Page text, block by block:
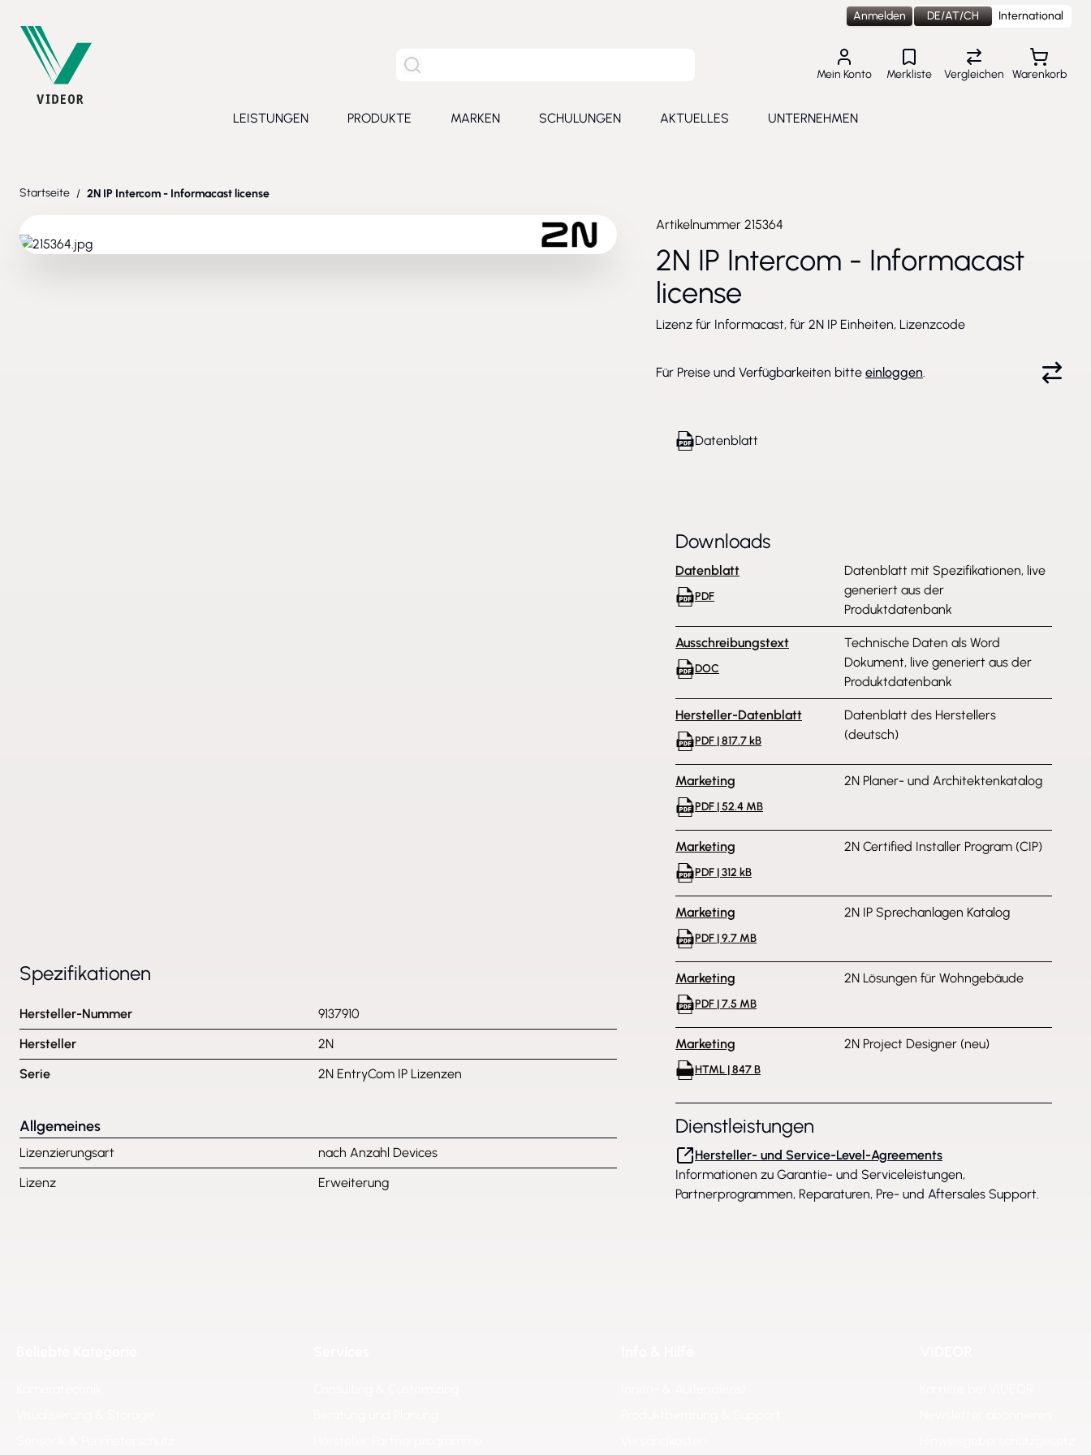
Site Suche
Anmelden DE/AT/CH International
Mein Konto Merkliste Vergleichen Warenkorb
LEISTUNGEN
PRODUKTE
MARKEN
SCHULUNGEN
AKTUELLES
UNTERNEHMEN
Startseite / 2N IP Intercom - Informacast license
2N IP Intercom - Informacast
license
Artikelnummer 215364
Lizenz für Informacast, für 2N IP Einheiten, Lizenzcode
Für Preise und Verfügbarkeiten bitte einloggen.
Datenblatt
Spezifikationen
Hersteller-Nummer
9137910
Hersteller
2N
Serie
2N EntryCom IP Lizenzen
Allgemeines
Lizenzierungsart
nach Anzahl Devices
Lizenz
Erweiterung
Downloads
Datenblatt
PDF
Datenblatt mit Spezifikationen, live
generiert aus der
Produktdatenbank
Ausschreibungstext
DOC
Technische Daten als Word
Dokument, live generiert aus der
Produktdatenbank
Hersteller-Datenblatt
PDF | 817.7 kB
Datenblatt des Herstellers
(deutsch)
Marketing
PDF | 52.4 MB
2N Planer- und Architektenkatalog
Marketing
PDF | 312 kB
2N Certified Installer Program (CIP)
Marketing
PDF | 9.7 MB
2N IP Sprechanlagen Katalog
Marketing
PDF | 7.5 MB
2N Lösungen für Wohngebäude
Marketing
HTML | 847 B
2N Project Designer (neu)
Dienstleistungen
Hersteller- und Service-Level-Agreements
Informationen zu Garantie- und Serviceleistungen,
Partnerprogrammen, Reparaturen, Pre- und Aftersales Support.